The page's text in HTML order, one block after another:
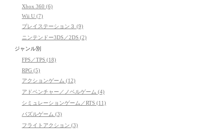
Xbox 360 (6)
Wii U (7)
プレイステーション３ (9)
ニンテンドー3DS／2DS (2)
ジャンル別
FPS／TPS (18)
RPG (5)
アクションゲーム (12)
アドベンチャー／ノベルゲーム (4)
シミュレーションゲーム／RTS (11)
パズルゲーム (3)
フライトアクション (3)